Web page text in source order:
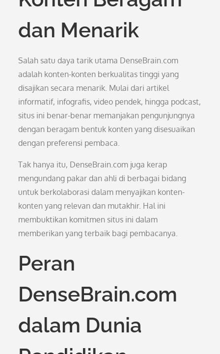
dan Menarik
Salah satu daya tarik utama DenseBrain.com
adalah konten-konten berkualitas tinggi yang
disajikan secara menarik. Mulai dari artikel
informatif, infografis, video pendek, hingga podcast,
situs ini benar-benar memanjakan pengunjungnya
dengan beragam bentuk konten yang disesuaikan
dengan preferensi pembaca.
Tak hanya itu, DenseBrain.com juga kerap
mengundang pakar dan ahli di berbagai bidang
untuk berkolaborasi dalam menyajikan konten-
konten yang relevan dan mutakhir. Hal ini
membuktikan komitmen situs ini dalam
memberikan yang terbaik bagi pembacanya.
Peran
DenseBrain.com
dalam Dunia